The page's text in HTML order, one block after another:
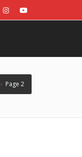
› Page 2